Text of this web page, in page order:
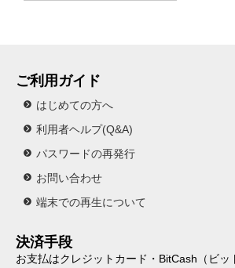
ご利用ガイド
はじめての方へ
利用者ヘルプ(Q&A)
パスワードの再発行
お問い合わせ
端末での再生について
決済手段
お支払はクレジットカード・BitCash（ビッ